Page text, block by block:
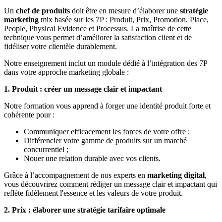
Un chef de produits doit être en mesure d’élaborer une stratégie
marketing mix basée sur les 7P : Produit, Prix, Promotion, Place,
People, Physical Evidence et Processus. La maîtrise de cette
technique vous permet d’améliorer la satisfaction client et de
fidéliser votre clientèle durablement.
Notre enseignement inclut un module dédié à l’intégration des 7P
dans votre approche marketing globale :
1. Produit : créer un message clair et impactant
Notre formation vous apprend à forger une identité produit forte et
cohérente pour :
Communiquer efficacement les forces de votre offre ;
Différencier votre gamme de produits sur un marché
concurrentiel ;
Nouer une relation durable avec vos clients.
Grâce à l’accompagnement de nos experts en marketing digital,
vous découvrirez comment rédiger un message clair et impactant qui
reflète fidèlement l'essence et les valeurs de votre produit.
2. Prix : élaborer une stratégie tarifaire optimale